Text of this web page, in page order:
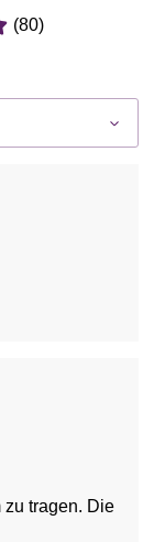
(80)
zu tragen. Die